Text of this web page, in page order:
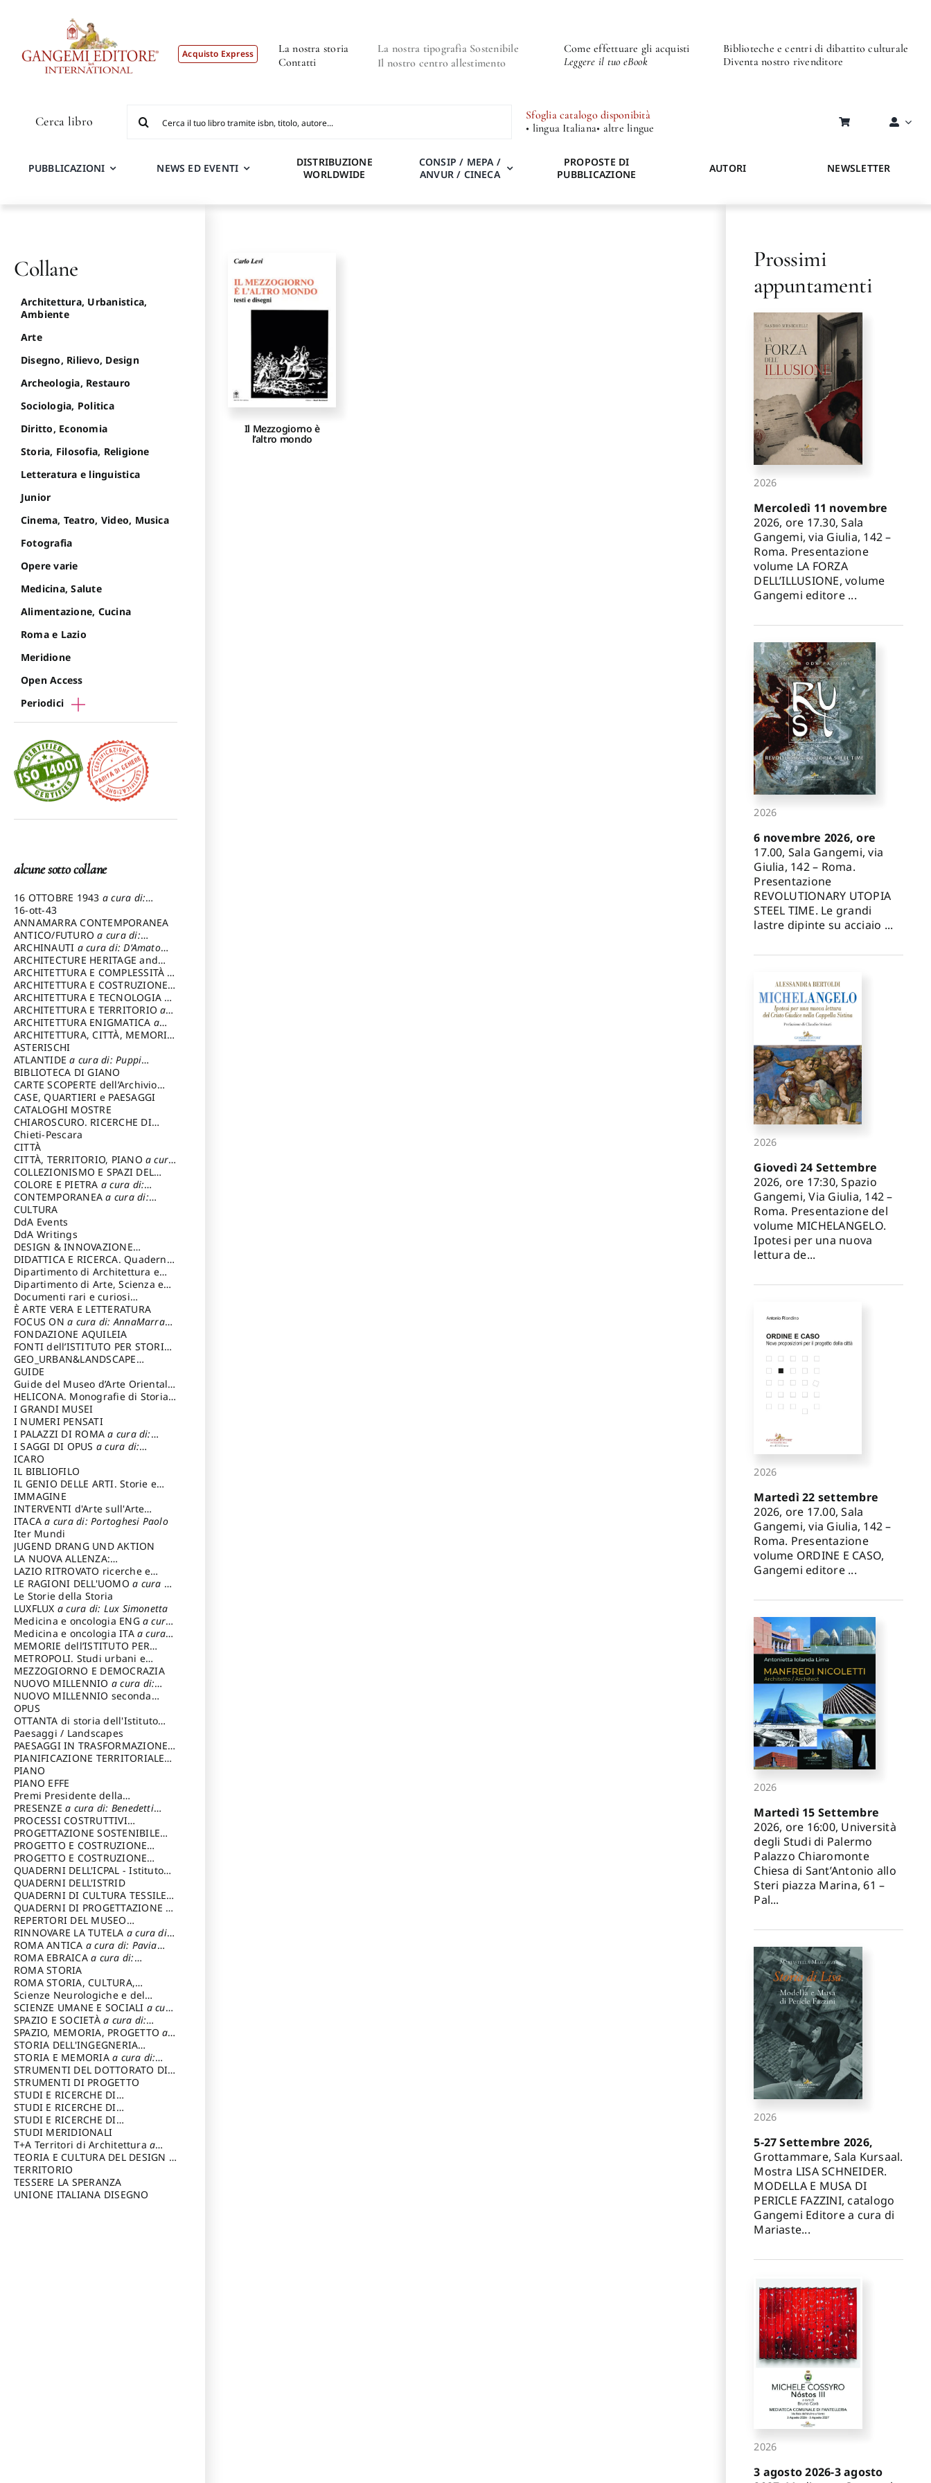
Acquisto Express
La nostra storia
Contatti
La nostra tipografia Sostenibile
Il nostro centro allestimento
Come effettuare gli acquisti
Leggere il tuo eBook
Biblioteche e centri di dibattito culturale
Diventa nostro rivenditore
Cerca libro
per:
Sfoglia catalogo disponibità
• lingua Italiana• altre lingue
PUBBLICAZIONI NEWS ED EVENTI
DISTRIBUZIONE
WORLDWIDE
CONSIP / MEPA /
ANVUR / CINECA
PROPOSTE DI
PUBBLICAZIONE
AUTORI NEWSLETTER
Il Mezzogiorno è
l’altro mondo
Collane
Architettura, Urbanistica,
Ambiente
Arte
Disegno, Rilievo, Design
Archeologia, Restauro
Sociologia, Politica
Diritto, Economia
Storia, Filosofia, Religione
Letteratura e linguistica
Junior
Cinema, Teatro, Video, Musica
Fotografia
Opere varie
Medicina, Salute
Alimentazione, Cucina
Roma e Lazio
Meridione
Open Access
Periodici
alcune sotto collane
16 OTTOBRE 1943 a cura di:
Pezzetti Marcello
16-ott-43
ANNAMARRA CONTEMPORANEA
ANTICO/FUTUROa cura di:
Varagnoli Claudio
ARCHINAUTI a cura di: D'Amato
Claudio
ARCHITECTURE HERITAGE and
DESIGN
ARCHITETTURA E COMPLESSITÀ a
cura di: Piva Antonio
ARCHITETTURA E COSTRUZIONEa
cura di: Poretti Sergio
ARCHITETTURA E TECNOLOGIA a
cura di: Carrara Gianfranco
ARCHITETTURA E TERRITORIOa
cura di: Pietrogrande Enrico
ARCHITETTURA ENIGMATICA a
cura di: Lenci Ruggero
ARCHITETTURA, CITTÀ, MEMORIA
a cura di: Valeriani Enrico
ASTERISCHI
ATLANTIDEa cura di: Puppi
Lionello
BIBLIOTECA DI GIANO
CARTE SCOPERTE dell’Archivio
Storico Capitolino
CASE, QUARTIERI e PAESAGGI
CATALOGHI MOSTRE
CHIAROSCURO. RICERCHE DI
STORIA E STORIA DELL'ARTE
cura di: Di Carpegna Falconieri
Tommaso
Chieti-Pescara
CITTÀ
CITTÀ, TERRITORIO, PIANO a cura
di: Imbesi Giuseppe
COLLEZIONISMO E SPAZI DEL
COLLEZIONISMO a cura di:
Magnani Lauro
COLORE E PIETRA a cura di:
Selvaggi Giuseppe
CONTEMPORANEAa cura di:
Gubinelli Luna
CULTURA
DdA Events
DdA Writings
DESIGN & INNOVAZIONE
TECNOLOGICAa cura di: Vallicelli
Andrea
DIDATTICA E RICERCA. Quaderni
della Scuola
Dipartimento di Architettura e
Analisi della Città Mediterranea
Dipartimento di Arte, Scienza e
Tecnica del Costuire
Documenti rari e curiosi
dall'Archivio Segreto
È ARTE VERA E LETTERATURA
FOCUS ONa cura di: AnnaMarra
Contemporanea
FONDAZIONE AQUILEIA
FONTI dell’ISTITUTO PER STORIA
DEL RISORGIMENTO
GEO_URBAN&LANDSCAPE
PLANNING (GULP)
Trusiani Elio
GUIDE
Guide del Museo d’Arte Orientale
“Giuseppe Tucci”
HELICONA. Monografie di Storia
dell'Artea cura di: Gallo Marco
I GRANDI MUSEI
I NUMERI PENSATI
I PALAZZI DI ROMAa cura di:
Ippoliti Alessandro
I SAGGI DI OPUS a cura di:
Scalesse Tommaso
ICARO
IL BIBLIOFILO
IL GENIO DELLE ARTI. Storie e
interpretazione
IMMAGINE
INTERVENTI d'Arte sull'Arte
dedicata alla cultura della
conservazione d’arte
Fondazione Paola Droghetti onlus
ITACAa cura di: Portoghesi Paolo
Iter Mundi
JUGEND DRANG UND AKTION
LA NUOVA ALLENZA:
ARCHITETTURA & AMBIENTE
LAZIO RITROVATO ricerche e
restauri
LE RAGIONI DELL'UOMOa cura di:
Lombardi Satriani Luigi
Le Storie della Storia
LUXFLUX a cura di: Lux Simonetta
Medicina e oncologia ENG a cura
di: Lopez Massimo
Medicina e oncologia ITA a cura
di: Lopez Massimo
MEMORIE dell’ISTITUTO PER
STORIA DEL RISORGIMENTO
METROPOLI. Studi urbani e
regionali
MEZZOGIORNO E DEMOCRAZIA
NUOVO MILLENNIO a cura di:
Capaldo Pellegrino
NUOVO MILLENNIO seconda
serie
Francesco
OPUS
OTTANTA di storia dell'Istituto
storia dell’Istitutoa cura di:
Cavalieri Patrizia
Paesaggi / Landscapes
PAESAGGI IN TRASFORMAZIONEa
cura di: Corti Enrico A.
PIANIFICAZIONE TERRITORIALE
URBANISTICA ED AMBIENTALE
cura di: Costa Enrico
PIANO
PIANO EFFE
Premi Presidente della
Repubblica
PRESENZEa cura di: Benedetti
Sandro
PROCESSI COSTRUTTIVI
DELL'ARCHITETTURAa cura di:
Ippoliti Alessandro
PROGETTAZIONE SOSTENIBILE
PARTECIPATA
PROGETTO E COSTRUZIONE
DELL’ARCHITETTURA
PROGETTO E COSTRUZIONE
SOSTENIBILE
QUADERNI DELL'ICPAL - Istituto
centrale per il restauro e la
conservazione del patrimonio
archivistico e librario
QUADERNI DELL'ISTRID
QUADERNI DI CULTURA TESSILEa
cura di: Crispolti Livia
QUADERNI DI PROGETTAZIONE a
cura di: Giura Longo Tommaso
REPERTORI DEL MUSEO
CENTRALE DEL RISORGIMENTOa
cura di: Pizzo Marco
RINNOVARE LA TUTELA a cura di:
Cicalò Enrico
ROMA ANTICA a cura di: Pavia
Carlo
ROMA EBRAICAa cura di:
Procaccia Claudio
ROMA STORIA
ROMA STORIA, CULTURA,
IMMAGINEa cura di: Fagiolo
Marcello
Scienze Neurologiche e del
Comportamento
SCIENZE UMANE E SOCIALI a cura
di: Iannizzi Salvatore
SPAZIO E SOCIETÀa cura di:
Cassetti Roberto
SPAZIO, MEMORIA, PROGETTOa
cura di: Rossi Massimo
STORIA DELL'INGEGNERIA
STRUTTURALE IN ITALIAa cura di:
Poretti Sergio
STORIA E MEMORIAa cura di:
Rossi Lauro
STRUMENTI DEL DOTTORATO DI
RICERCA IN RILIEVO E
RAPPRESENTAZIONE
DELL’ARCHITETTURA E
DELL’AMBIENTEa cura di: Migliari
Riccardo
STRUMENTI DI PROGETTO
STUDI E RICERCHE DI
ARCHEOLOGIA IN SICILIA
di: Pelagatti Paola
STUDI E RICERCHE DI
ARCHITETTURA del Dipartimento
di Architettura Università degli
Studi G. d' Annunzio
STUDI E RICERCHE DI
ARCHITETTURA del Dipartimento
di Architettura Università degli
Studi G. d' Annunzio, Chieti-
Pescaraa cura di: Fusero Paolo
STUDI MERIDIONALI
T+A Territori di Architetturaa
cura di: Ramazzotti Luigi
TEORIA E CULTURA DEL DESIGN a
cura di: Furlanis Giuseppe
TERRITORIO
TESSERE LA SPERANZA
UNIONE ITALIANA DISEGNO
Prossimi
appuntamenti
2026
Mercoledì 11 novembre
2026, ore 17.30, Sala
Gangemi, via Giulia, 142 –
Roma. Presentazione
volume LA FORZA
DELL’ILLUSIONE, volume
Gangemi editore ...
2026
6 novembre 2026, ore
17.00, Sala Gangemi, via
Giulia, 142 – Roma.
Presentazione
REVOLUTIONARY UTOPIA
STEEL TIME. Le grandi
lastre dipinte su acciaio ...
2026
Giovedì 24 Settembre
2026, ore 17:30, Spazio
Gangemi, Via Giulia, 142 –
Roma. Presentazione del
volume MICHELANGELO.
Ipotesi per una nuova
lettura de...
2026
Martedì 22 settembre
2026, ore 17.00, Sala
Gangemi, via Giulia, 142 –
Roma. Presentazione
volume ORDINE E CASO,
Gangemi editore ...
2026
Martedì 15 Settembre
2026, ore 16:00, Università
degli Studi di Palermo
Palazzo Chiaromonte
Chiesa di Sant’Antonio allo
Steri piazza Marina, 61 –
Pal...
2026
5-27 Settembre 2026,
Grottammare, Sala Kursaal.
Mostra LISA SCHNEIDER.
MODELLA E MUSA DI
PERICLE FAZZINI, catalogo
Gangemi Editore a cura di
Mariaste...
2026
3 agosto 2026-3 agosto